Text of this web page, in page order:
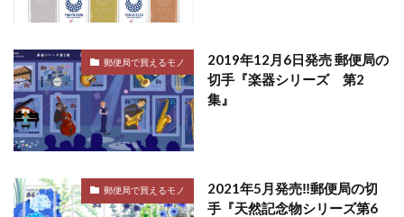
郵便局で買えるモノ
2019年12月6日発売 郵便局の
切手『楽器シリーズ 第2
集』
郵便局で買えるモノ
2021年5月発売‼郵便局の切
手『天然記念物シリーズ第6